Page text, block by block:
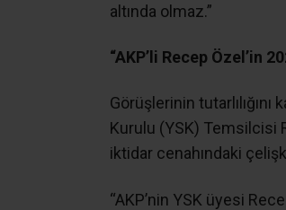
altında olmaz.”
“AKP’li Recep Özel’in
Görüşlerinin
Kurulu (YSK) Temsilcisi
iktidar cenahındaki
“AKP’nin YSK üyesi